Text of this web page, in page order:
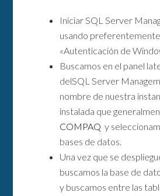
Iniciar SQL Server
usando
«Autenticación de
Buscamos en el panel
delSQL Server
nombre de nuestra
instalada que
COMPAQ y
bases de datos.
Una vez que se
buscamos la base de
y buscamos entre las